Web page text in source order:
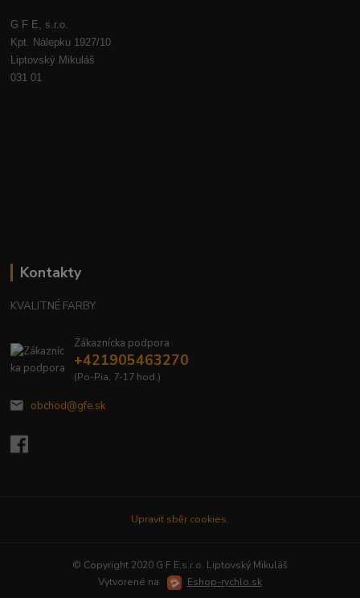
G F E, s.r.o.
Kpt. Nálepku 1927/10
Liptovský Mikuláš
031 01
Kontakty
KVALITNÉ FARBY
Zákaznícka podpora
+421905463270
(Po-Pia, 7-17 hod.)
obchod@gfe.sk
Upravit sběr cookies.
© Copyright 2020 G F E,s.r.o. Liptovský Mikuláš
Vytvorené na
Eshop-rychlo.sk